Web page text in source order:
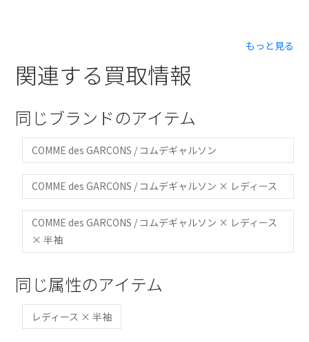
もっと見る
関連する買取情報
同じブランドのアイテム
COMME des GARCONS / コムデギャルソン
COMME des GARCONS / コムデギャルソン × レディース
COMME des GARCONS / コムデギャルソン × レディース
× 半袖
同じ属性のアイテム
レディース × 半袖